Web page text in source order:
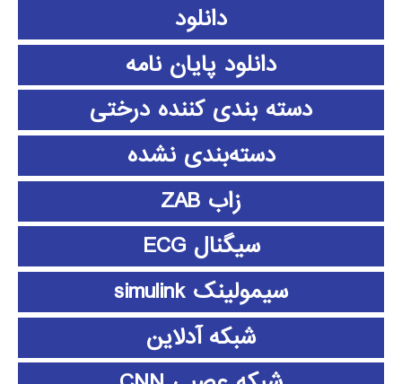
دانلود
دانلود پايان نامه
دسته بندی کننده درختی
دسته‌بندی نشده
زاب ZAB
سیگنال ECG
سیمولینک simulink
شبکه آدلاین